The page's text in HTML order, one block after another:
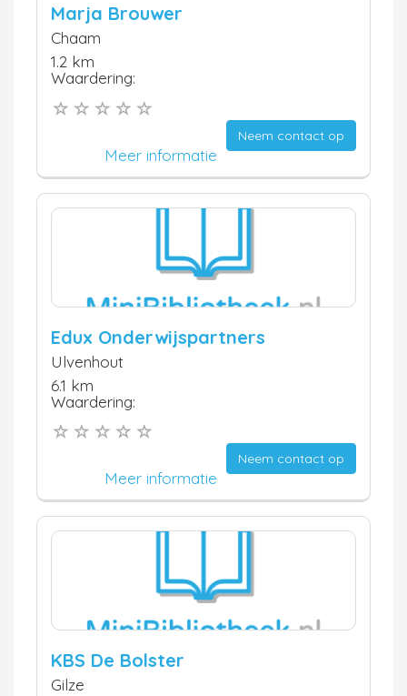
Marja Brouwer
Chaam
1.2 km
Waardering:
Neem contact op
Meer informatie
Edux Onderwijspartners
Ulvenhout
6.1 km
Waardering:
Neem contact op
Meer informatie
KBS De Bolster
Gilze